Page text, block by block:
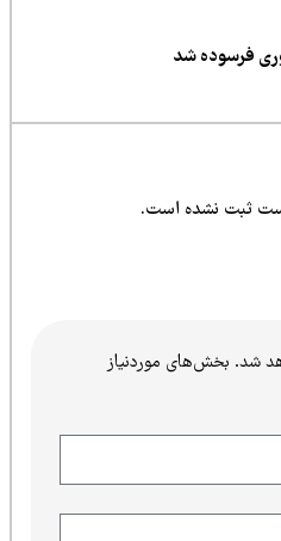
شد
نشده است.
بخش‌های موردنیاز